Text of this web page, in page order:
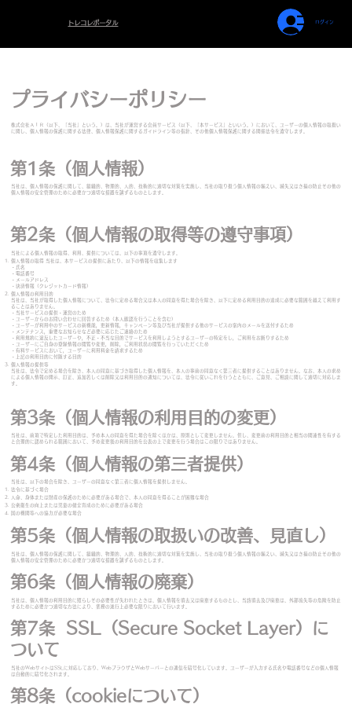
トレコレポータル ログイン
​プライバシーポリシー
株式会社ＡＩＲ（以下、「当社」という。）は、当社が運営する会員サービス（以下、「本サービス」といいう。）において、ユーザーの個人情報の取扱い
に関し、個人情報の保護に関する法律、個人情報保護に関するガイドライン等の指針、その他個人情報保護に関する関係法令を遵守します。
第1条（個人情報）
当社は、個人情報の保護に関して、組織的、物理的、人的、技術的に適切な対策を実施し、当社の取り扱う個人情報の漏えい、滅失又はき損の防止その他の
個人情報の安全管理のために必要かつ適切な措置を講ずるものとします。
第2条（個人情報の取得等の遵守事項）
当社による個人情報の取得、利用、提供については、以下の事項を遵守します。
個人情報の取得 当社は、本サービスの提供にあたり、以下の情報を収集します
・氏名
・電話番号
・メールアドレス
・決済情報（クレジットカード情報）
個人情報の利用目的
当社は、当社が取得した個人情報について、法令に定める場合又は本人の同意を得た場合を除き、以下に定める利用目的の達成に必要な範囲を越えて利用す
ることはありません。
・当社サービスの提供・運営のため
・ユーザーからのお問い合わせに回答するため（本人確認を行うことを含む）
・ユーザーが利用中のサービスの新機能，更新情報，キャンペーン等及び当社が提供する他のサービスの案内のメールを送付するため
・メンテナンス，重要なお知らせなど必要に応じたご連絡のため
​・利用規約に違反したユーザーや，不正・不当な目的でサービスを利用しようとするユーザーの特定をし，ご利用をお断りするため
・ユーザーにご自身の登録情報の閲覧や変更，削除，ご利用状況の閲覧を行っていただくため
・有料サービスにおいて，ユーザーに利用料金を請求するため
​・上記の利用目的に付随する目的
個人情報の提供等
当社は、法令で定める場合を除き、本人の同意に基づき取得した個人情報を、本人の事前の同意なく第三者に提供することはありません。なお、本人の求め
による個人情報の開示、訂正、追加若しくは削除又は利用目的の通知については、法令に従いこれを行うとともに、ご意見、ご相談に関して適切に対応しま
す。
第3条（個人情報の利用目的の変更）
当社は、前項で特定した利用目的は、予め本人の同意を得た場合を除くほかは、原則として変更しません。但し、変更前の利用目的と相当の関連性を有する
と合理的に認められる範囲において、予め変更後の利用目的を公表の上で変更を行う場合はこの限りではありません。
第4条（個人情報の第三者提供）
当社は、以下の場合を除き、ユーザーの同意なく第三者に個人情報を提供しません。
法令に基づく場合
人命、身体または財産の保護のために必要がある場合で、本人の同意を得ることが困難な場合
公衆衛生の向上または児童の健全育成のために必要がある場合
国の機関等への協力が必要な場合
第5条（個人情報の取扱いの改善、見直し）
当社は、個人情報の保護に関して、組織的、物理的、人的、技術的に適切な対策を実施し、当社の取り扱う個人情報の漏えい、滅失又はき損の防止その他の
個人情報の安全管理のために必要かつ適切な措置を講ずるものとします。
第6条（個人情報の廃棄）
当社は、個人情報の利用目的に照らしその必要性が失われたときは、個人情報を消去又は廃棄するものとし、当該消去及び廃棄は、外部流失等の危険を防止
するために必要かつ適切な方法により、業務の遂行上必要な限りにおいて行います。
第7条 SSL（Secure Socket Layer）に
ついて
当社のWebサイトはSSLに対応しており、WebブラウザとWebサーバーとの通信を暗号化しています。ユーザーが入力する氏名や電話番号などの個人情報
は自動的に暗号化されます。
第8条（cookieについて）